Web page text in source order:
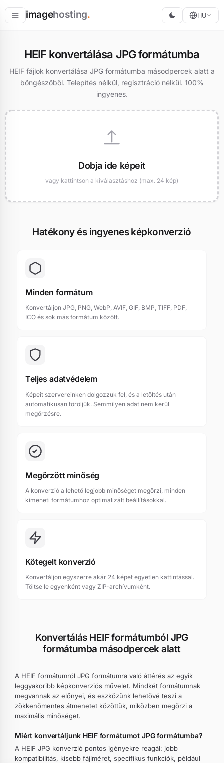
imagehosting.
Átméretezés
HU
HEIF konvertálása JPG formátumba
HEIF fájlok konvertálása JPG formátumba másodpercek alatt a
böngészőből. Telepítés nélkül, regisztráció nélkül. 100%
ingyenes.
Dobja ide képeit
vagy kattintson a kiválasztáshoz (max. 24 kép)
Hatékony és ingyenes képkonverzió
Minden formátum
Konvertáljon JPG, PNG, WebP, AVIF, GIF, BMP, TIFF, PDF,
ICO és sok más formátum között.
Teljes adatvédelem
Képeit szervereinken dolgozzuk fel, és a letöltés után
automatikusan töröljük. Semmilyen adat nem kerül
megőrzésre.
Megőrzött minőség
A konverzió a lehető legjobb minőséget megőrzi, minden
kimeneti formátumhoz optimalizált beállításokkal.
Kötegelt konverzió
Konvertáljon egyszerre akár 24 képet egyetlen kattintással.
Töltse le egyenként vagy ZIP-archívumként.
Konvertálás HEIF formátumból JPG
formátumba másodpercek alatt
A HEIF formátumról JPG formátumra való áttérés az egyik
leggyakoribb képkonverziós művelet. Mindkét formátumnak
megvannak az előnyei, és eszközünk lehetővé teszi a
zökkenőmentes átmenetet közöttük, miközben megőrzi a
maximális minőséget.
Miért konvertáljunk HEIF formátumot JPG formátumba?
A HEIF JPG konverzió pontos igényekre reagál: jobb
kompatibilitás, kisebb fájlméret, specifikus funkciók, például